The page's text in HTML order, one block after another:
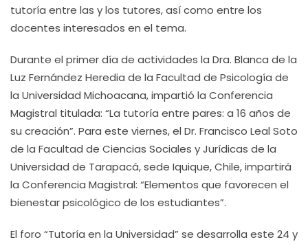
tutoría entre las y los tutores, así como entre los
docentes interesados en el tema.
Durante el primer día de actividades la Dra. Blanca de la
Luz Fernández Heredia de la Facultad de Psicología de
la Universidad Michoacana, impartió la Conferencia
Magistral titulada: “La tutoría entre pares: a 16 años de
su creación”. Para este viernes, el Dr. Francisco Leal Soto
de la Facultad de Ciencias Sociales y Jurídicas de la
Universidad de Tarapacá, sede Iquique, Chile, impartirá
la Conferencia Magistral: “Elementos que favorecen el
bienestar psicológico de los estudiantes”.
El foro “Tutoría en la Universidad” se desarrolla este 24 y